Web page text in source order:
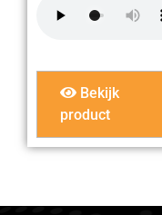
Bekijk
product